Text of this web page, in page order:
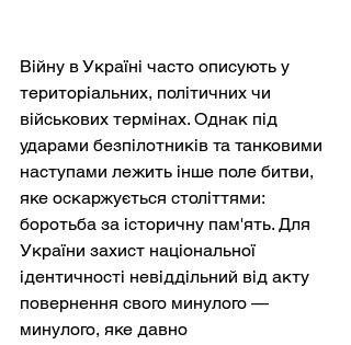
Війну в Україні часто описують у
територіальних, політичних чи
військових термінах. Однак під
ударами безпілотників та танковими
наступами лежить інше поле битви,
яке оскаржується століттями:
боротьба за історичну пам'ять. Для
України захист національної
ідентичності невіддільний від акту
повернення свого минулого —
минулого, яке давно